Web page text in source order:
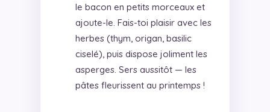
le bacon en petits morceaux et
ajoute-le. Fais-toi plaisir avec les
herbes (thym, origan, basilic
ciselé), puis dispose joliment les
asperges. Sers aussitôt — les
pâtes fleurissent au printemps !